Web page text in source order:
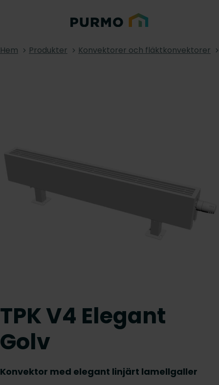
Hem Produkter Konvektorer och fläktkonvektorer
TPK V4 Elegant
Golv
Konvektor med elegant linjärt lamellgaller